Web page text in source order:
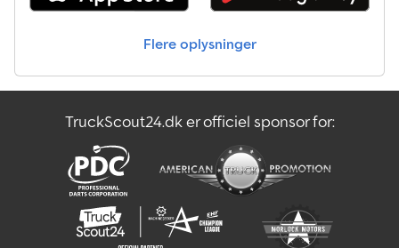
Flere oplysninger
TruckScout24.dk er officiel sponsor for: